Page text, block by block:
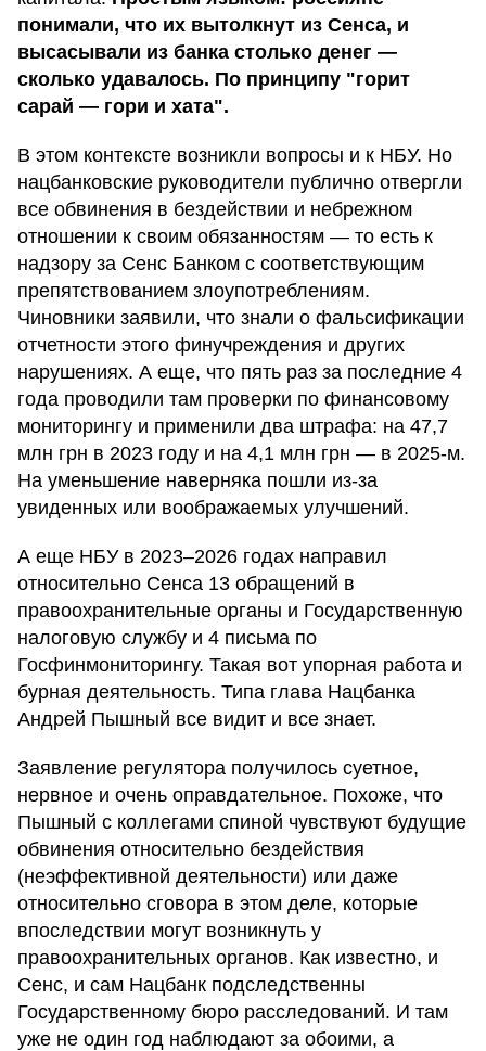
понимали, что их вытолкнут из Сенса, и
высасывали из банка столько денег —
сколько удавалось. По принципу "горит
сарай — гори и хата".
В этом контексте возникли вопросы и к НБУ. Но
нацбанковские руководители публично отвергли
все обвинения в бездействии и небрежном
отношении к своим обязанностям — то есть к
надзору за Сенс Банком с соответствующим
препятствованием злоупотреблениям.
Чиновники заявили, что знали о фальсификации
отчетности этого финучреждения и других
нарушениях. А еще, что пять раз за последние 4
года проводили там проверки по финансовому
мониторингу и применили два штрафа: на 47,7
млн грн в 2023 году и на 4,1 млн грн — в 2025-м.
На уменьшение наверняка пошли из-за
увиденных или воображаемых улучшений.
А еще НБУ в 2023–2026 годах направил
относительно Сенса 13 обращений в
правоохранительные органы и Государственную
налоговую службу и 4 письма по
Госфинмониторингу. Такая вот упорная работа и
бурная деятельность. Типа глава Нацбанка
Андрей Пышный все видит и все знает.
Заявление регулятора получилось суетное,
нервное и очень оправдательное. Похоже, что
Пышный с коллегами спиной чувствуют будущие
обвинения относительно бездействия
(неэффективной деятельности) или даже
относительно сговора в этом деле, которые
впоследствии могут возникнуть у
правоохранительных органов. Как известно, и
Сенс, и сам Нацбанк подследственны
Государственному бюро расследований. И там
уже не один год наблюдают за обоими, а